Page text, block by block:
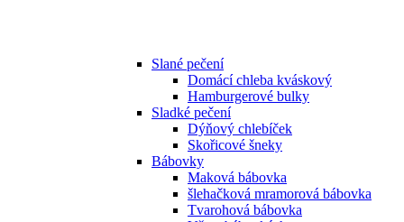
Slané pečení
Domácí chleba kváskový
Hamburgerové bulky
Sladké pečení
Dýňový chlebíček
Skořicové šneky
Bábovky
Maková bábovka
šlehačková mramorová bábovka
Tvarohová bábovka